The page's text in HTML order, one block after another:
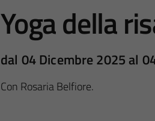
Yoga della
dal 04 Dicembre 2025 al
Con Rosaria Belfiore.